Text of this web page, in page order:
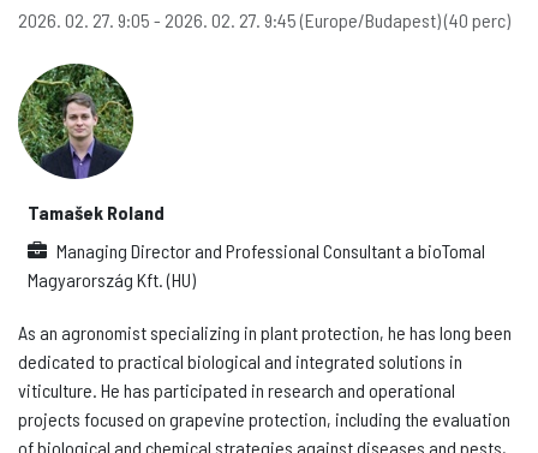
2026. 02. 27. 9:05 - 2026. 02. 27. 9:45(Europe/Budapest) (40 perc)
Tamašek Roland
Managing Director and Professional Consultant a bioTomal
Magyarország Kft. (HU)
As an agronomist specializing in plant protection, he has long been
dedicated to practical biological and integrated solutions in
viticulture. He has participated in research and operational
projects focused on grapevine protection, including the evaluation
of biological and chemical strategies against diseases and pests,